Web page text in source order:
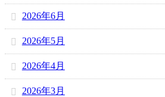
2026年6月
2026年5月
2026年4月
2026年3月